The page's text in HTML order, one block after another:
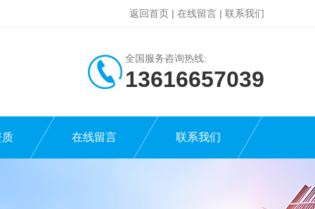
返回首页 | 在线留言 | 联系我们
全国服务咨询热线:
13616657039
在线留言 联系我们